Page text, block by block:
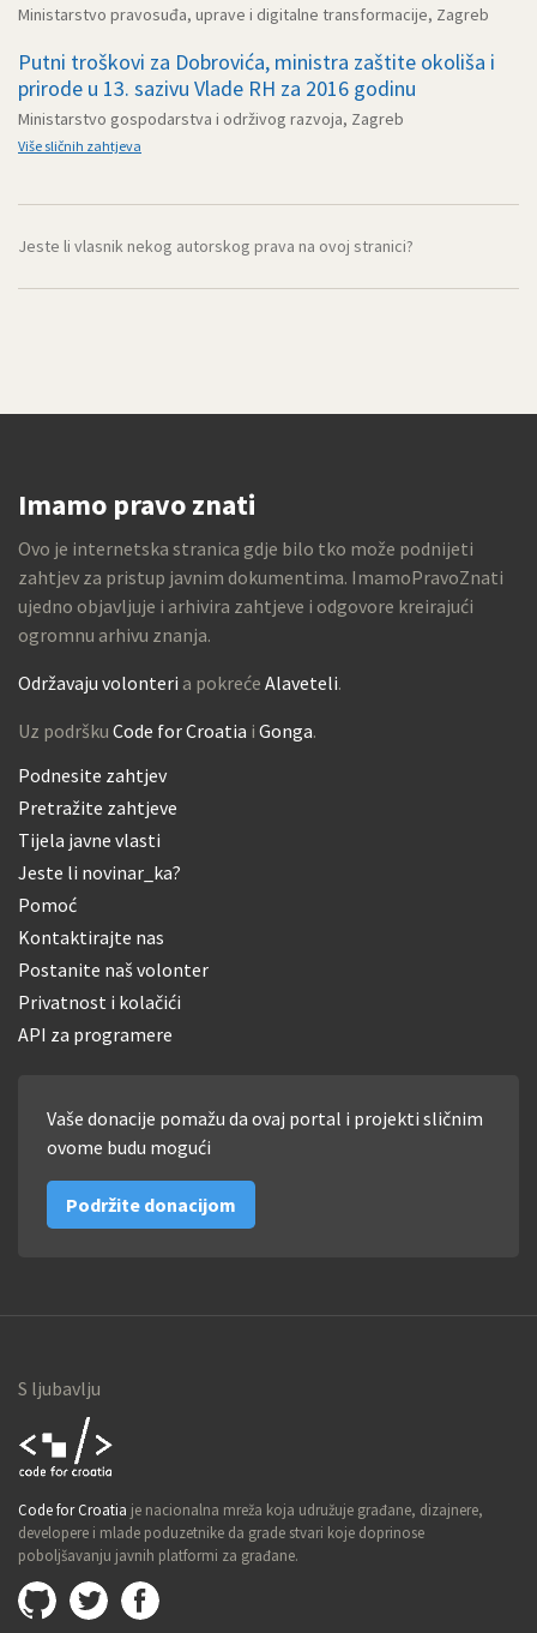
Ministarstvo pravosuđa, uprave i digitalne transformacije, Zagreb
Putni troškovi za Dobrovića, ministra zaštite okoliša i
prirode u 13. sazivu Vlade RH za 2016 godinu
Ministarstvo gospodarstva i održivog razvoja, Zagreb
Više sličnih zahtjeva
Jeste li vlasnik nekog autorskog prava na ovoj stranici?
Imamo pravo znati
Ovo je internetska stranica gdje bilo tko može podnijeti
zahtjev za pristup javnim dokumentima. ImamoPravoZnati
ujedno objavljuje i arhivira zahtjeve i odgovore kreirajući
ogromnu arhivu znanja.
Održavaju volonteri a pokreće Alaveteli.
Uz podršku Code for Croatia i Gonga.
Podnesite zahtjev
Pretražite zahtjeve
Tijela javne vlasti
Jeste li novinar_ka?
Pomoć
Kontaktirajte nas
Postanite naš volonter
Privatnost i kolačići
API za programere
Vaše donacije pomažu da ovaj portal i projekti sličnim
ovome budu mogući
Podržite donacijom
S ljubavlju
Croatia
Code for Croatia je nacionalna mreža koja udružuje građane, dizajnere,
developere i mlade poduzetnike da grade stvari koje doprinose
poboljšavanju javnih platformi za građane.